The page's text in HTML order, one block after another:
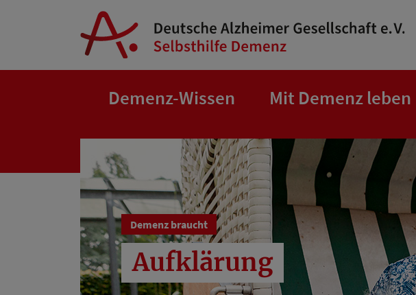
Springe zum Hauptinhalt
Demenz-Wissen Mit Demenz leben
Demenz braucht
Aufklärung